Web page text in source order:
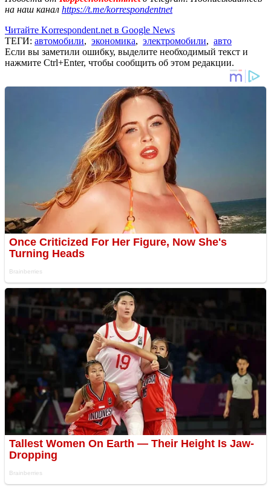
на наш канал https://t.me/korrespondentnet
Читайте Korrespondent.net в Google News
ТЕГИ: автомобили, экономика, электромобили, авто
Если вы заметили ошибку, выделите необходимый текст и
нажмите Ctrl+Enter, чтобы сообщить об этом редакции.